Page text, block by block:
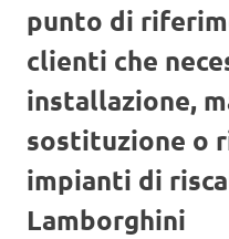
punto di
clienti che
installazione,
sostituzione o
impianti di
Lamborghini